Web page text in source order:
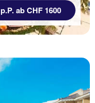
p.P. ab CHF 1600